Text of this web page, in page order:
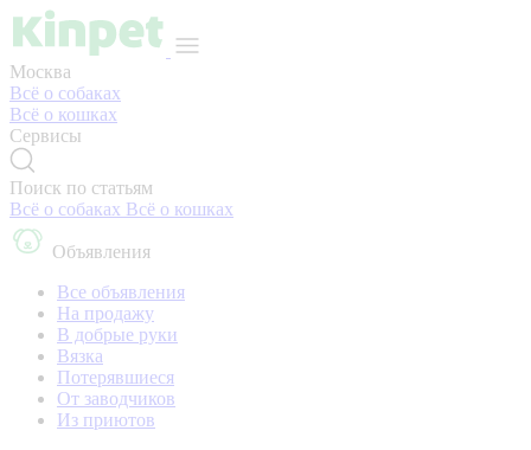
Москва
Всё о собаках
Всё о кошках
Сервисы
Поиск по статьям
Всё о собаках Всё о кошках
Объявления
Все объявления
На продажу
В добрые руки
Вязка
Потерявшиеся
От заводчиков
Из приютов